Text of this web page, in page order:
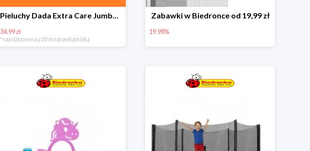
Pieluchy Dada Extra Care Jumbo Bag w super cenie
34.99 zł
*najniższa cena z 30 dni przed obniżką
Zabawki w Biedronce od 19,99 zł
19.98%